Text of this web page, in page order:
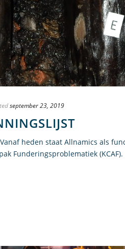
september 23, 2019
heden staat Allnamics als
Funderingsproblematiek